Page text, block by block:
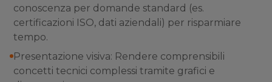
conoscenza per domande standard (es.
certificazioni ISO, dati aziendali) per risparmiare
tempo.
Presentazione visiva: Rendere comprensibili
concetti tecnici complessi tramite grafici e